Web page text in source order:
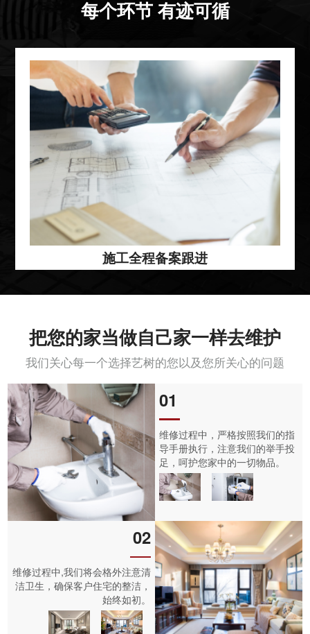
每个环节 有迹可循
施工全程备案跟进
把您的家当做自己家一样去维护
我们关心每一个选择艺树的您以及您所关心的问题
01
维修过程中，严格按照我们的指
导手册执行，注意我们的举手投
足，呵护您家中的一切物品。
02
维修过程中,我们将会格外注意清
洁卫生，确保客户住宅的整洁，
始终如初。